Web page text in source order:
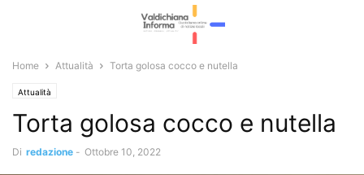
Home Attualità Torta golosa cocco e nutella
Attualità
Torta golosa cocco e nutella
Di redazione - Ottobre 10, 2022